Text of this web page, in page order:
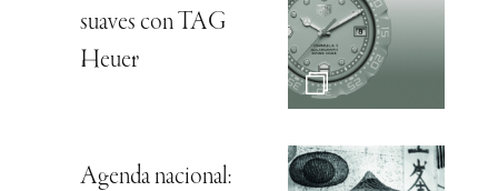
suaves con TAG
Heuer
Agenda nacional: